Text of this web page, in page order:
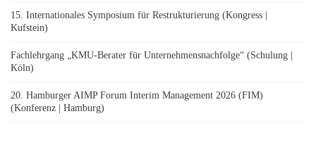
15. Internationales Symposium für Restrukturierung (Kongress |
Kufstein)
Fachlehrgang „KMU-Berater für Unternehmensnachfolge“ (Schulung |
Köln)
20. Hamburger AIMP Forum Interim Management 2026 (FIM)
(Konferenz | Hamburg)